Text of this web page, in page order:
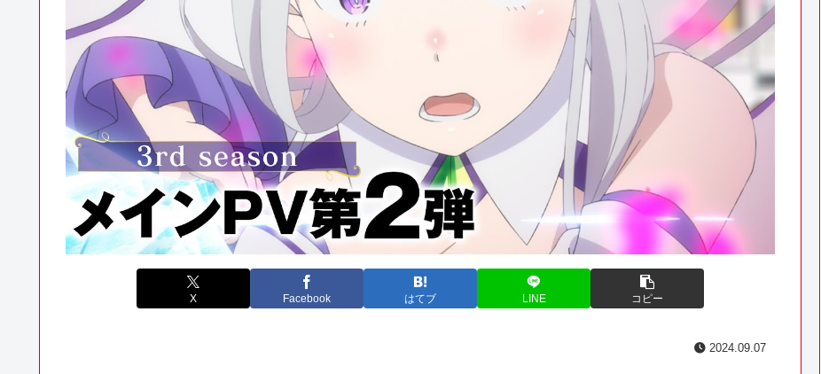
X Facebook はてブ LINE コピー
2024.09.07